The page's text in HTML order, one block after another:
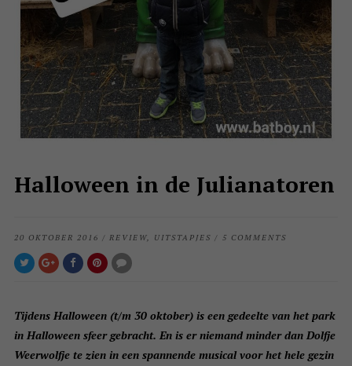
Halloween in de Julianatoren
20 OKTOBER 2016 / REVIEW, UITSTAPJES / 5 COMMENTS
Tijdens Halloween (t/m 30 oktober) is een gedeelte van het park
in Halloween sfeer gebracht. En is er niemand minder dan Dolfje
Weerwolfje te zien in een spannende musical voor het hele gezin